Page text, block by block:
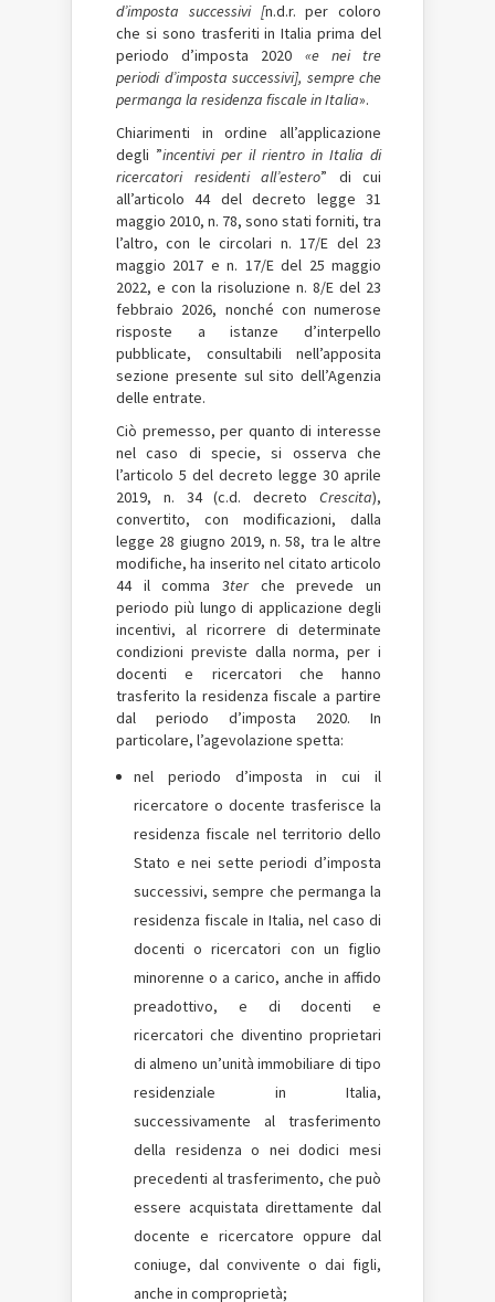
d’imposta successivi [n.d.r. per coloro
che si sono trasferiti in Italia prima del
periodo d’imposta 2020 «e nei tre
periodi d’imposta successivi], sempre che
permanga la residenza fiscale in Italia».
Chiarimenti in ordine all’applicazione
degli ”incentivi per il rientro in Italia di
ricercatori residenti all’estero” di cui
all’articolo 44 del decreto legge 31
maggio 2010, n. 78, sono stati forniti, tra
l’altro, con le circolari n. 17/E del 23
maggio 2017 e n. 17/E del 25 maggio
2022, e con la risoluzione n. 8/E del 23
febbraio 2026, nonché con numerose
risposte a istanze d’interpello
pubblicate, consultabili nell’apposita
sezione presente sul sito dell’Agenzia
delle entrate.
Ciò premesso, per quanto di interesse
nel caso di specie, si osserva che
l’articolo 5 del decreto legge 30 aprile
2019, n. 34 (c.d. decreto Crescita),
convertito, con modificazioni, dalla
legge 28 giugno 2019, n. 58, tra le altre
modifiche, ha inserito nel citato articolo
44 il comma 3­ter che prevede un
periodo più lungo di applicazione degli
incentivi, al ricorrere di determinate
condizioni previste dalla norma, per i
docenti e ricercatori che hanno
trasferito la residenza fiscale a partire
dal periodo d’imposta 2020. In
particolare, l’agevolazione spetta:
nel periodo d’imposta in cui il
ricercatore o docente trasferisce la
residenza fiscale nel territorio dello
Stato e nei sette periodi d’imposta
successivi, sempre che permanga la
residenza fiscale in Italia, nel caso di
docenti o ricercatori con un figlio
minorenne o a carico, anche in affido
preadottivo, e di docenti e
ricercatori che diventino proprietari
di almeno un’unità immobiliare di tipo
residenziale in Italia,
successivamente al trasferimento
della residenza o nei dodici mesi
precedenti al trasferimento, che può
essere acquistata direttamente dal
docente e ricercatore oppure dal
coniuge, dal convivente o dai figli,
anche in comproprietà;